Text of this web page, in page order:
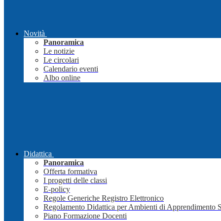
Novità
Panoramica
Le notizie
Le circolari
Calendario eventi
Albo online
Didattica
Panoramica
Offerta formativa
I progetti delle classi
E-policy
Regole Generiche Registro Elettronico
Regolamento Didattica per Ambienti di Apprendimento
Piano Formazione Docenti